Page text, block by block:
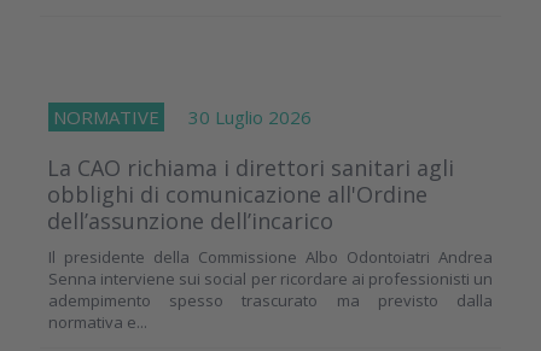
NORMATIVE 30 Luglio 2026
La CAO richiama i direttori sanitari agli
obblighi di comunicazione all'Ordine
dell’assunzione dell’incarico
Il presidente della Commissione Albo Odontoiatri Andrea
Senna interviene sui social per ricordare ai professionisti un
adempimento spesso trascurato ma previsto dalla
normativa e...